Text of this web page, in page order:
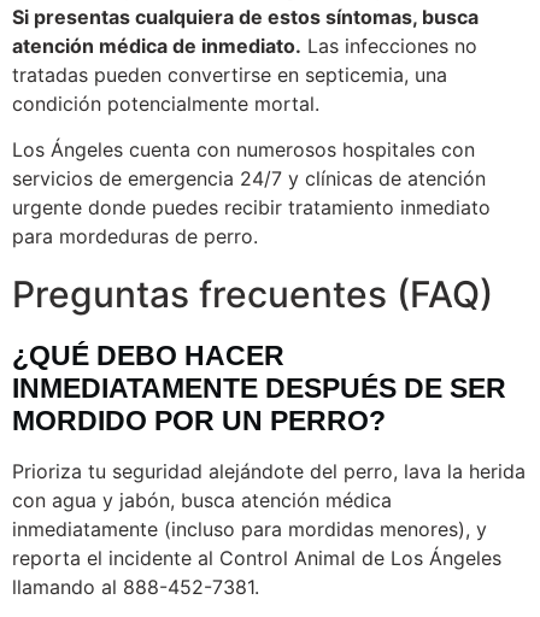
Si presentas cualquiera de estos síntomas, busca
atención médica de inmediato. Las infecciones no
tratadas pueden convertirse en septicemia, una
condición potencialmente mortal.
Los Ángeles cuenta con numerosos hospitales con
servicios de emergencia 24/7 y clínicas de atención
urgente donde puedes recibir tratamiento inmediato
para mordeduras de perro.
Preguntas frecuentes (FAQ)
¿QUÉ DEBO HACER
INMEDIATAMENTE DESPUÉS DE SER
MORDIDO POR UN PERRO?
Prioriza tu seguridad alejándote del perro, lava la herida
con agua y jabón, busca atención médica
inmediatamente (incluso para mordidas menores), y
reporta el incidente al Control Animal de Los Ángeles
llamando al 888-452-7381.